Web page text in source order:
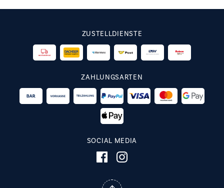
ZUSTELLDIENSTE
ZAHLUNGSARTEN
SOCIAL MEDIA